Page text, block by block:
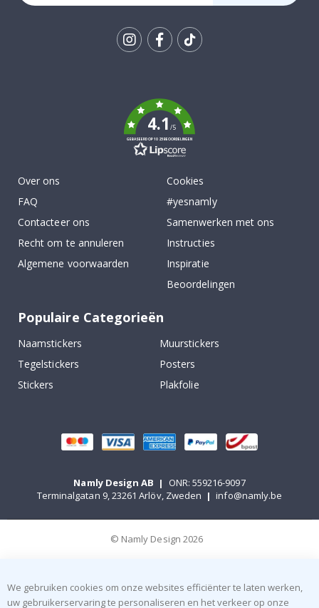
4.1/5
GEBASEERD OP 1025 BEOORDELINGEN
Over ons
FAQ
Contacteer ons
Recht om te annuleren
Algemene voorwaarden
Cookies
#yesnamly
Samenwerken met ons
Instructies
Inspiratie
Beoordelingen
Populaire Categorieën
Naamstickers
Muurstickers
Tegelstickers
Posters
Stickers
Plakfolie
Namly Design AB |
ONR: 559216-9097
Terminalgatan 9, 23261 Arlöv, Zweden | info@namly.be
© Namly Design 2026
We gebruiken cookies om onze websites efficiënter te laten werken,
uw gebruikerservaring te personaliseren en het verkeer op onze